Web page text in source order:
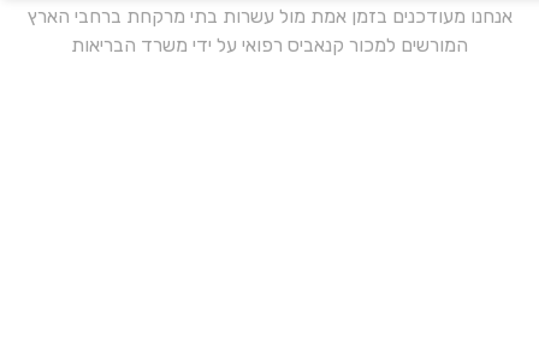
אנחנו מעודכנים בזמן אמת מול עשרות בתי מרקחת ברחבי הארץ
המורשים למכור קנאביס רפואי על ידי משרד הבריאות